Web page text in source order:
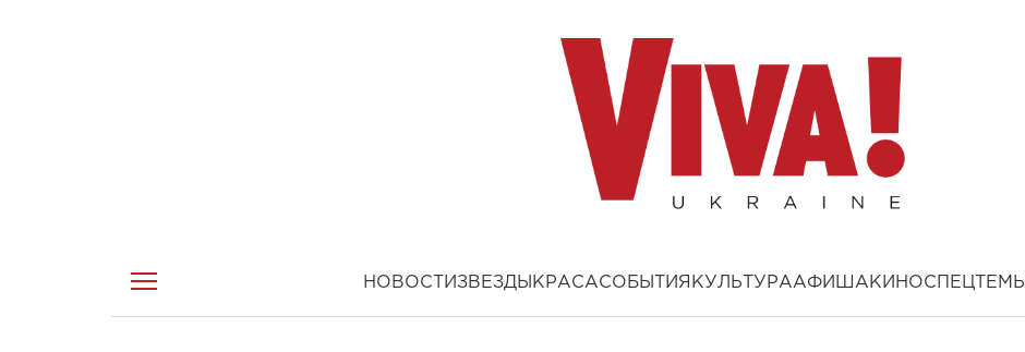
НОВОСТИ ЗВЕЗДЫ КРАСАСОБЫТИЯ КУЛЬТУРААФИША КИНОСПЕЦТЕМЫ